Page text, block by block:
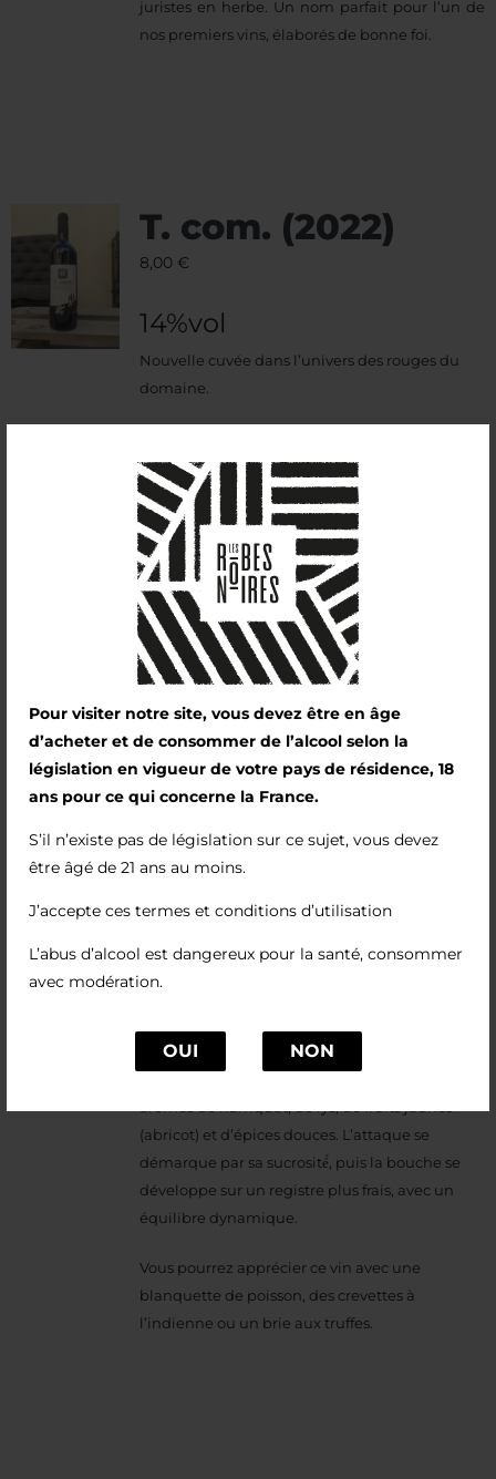
Pour visiter notre site, vous devez être en âge
d’acheter et de consommer de l’alcool selon la
législation en vigueur de votre pays de résidence, 18
ans pour ce qui concerne la France.
S’il n’existe pas de législation sur ce sujet, vous devez
être âgé de 21 ans au moins.
J’accepte ces termes et conditions d’utilisation
L’abus d’alcool est dangereux pour la santé, consommer
avec modération.
OUI NON
juristes en herbe. Un nom parfait pour l’un de
nos premiers vins, élaborés de bonne foi.
T. com. (2022)
8,00 €
14%vol
Nouvelle cuvée dans l’univers des rouges du
domaine.
violette, qui se démarque par sa fraicheur et son
univers aromatique.
Ce vin développe des arômes d’eucalyptus, de
menthol mais aussi floraux et de zan.
Il accompagne avec bonheur les volailles rôties,
un camembert chaud et des poires aux vins
rouges.
T. I. (2022)
8,00€
12,5%vol
viognier à la robe brillante, or clair.
(abricot) et d’épices douces. L’attaque se
démarque par sa sucrosité́, puis la bouche se
développe sur un registre plus frais, avec un
équilibre dynamique.
Vous pourrez apprécier ce vin avec une
blanquette de poisson, des crevettes à
l’indienne ou un brie aux truffes.